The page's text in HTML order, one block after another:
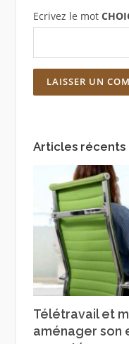
Ecrivez le mot
Articles récents
Télétravail et
aménager son